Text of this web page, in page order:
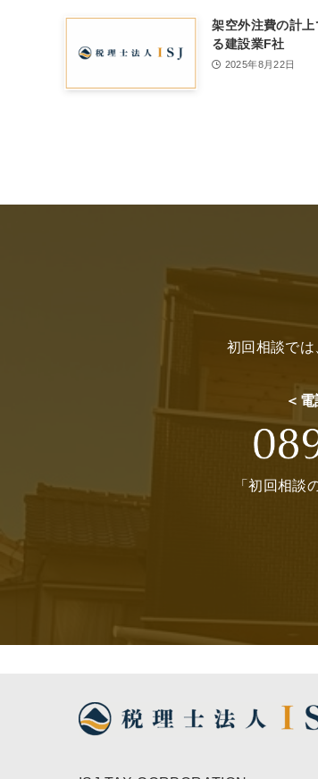
架空外注費の計上
る建設業F社
2025年8月22日
初回相談で
＜
「初回相談